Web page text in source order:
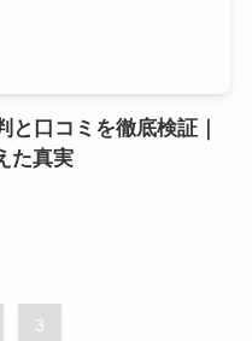
と口コミを徹底検証｜
た真実
3